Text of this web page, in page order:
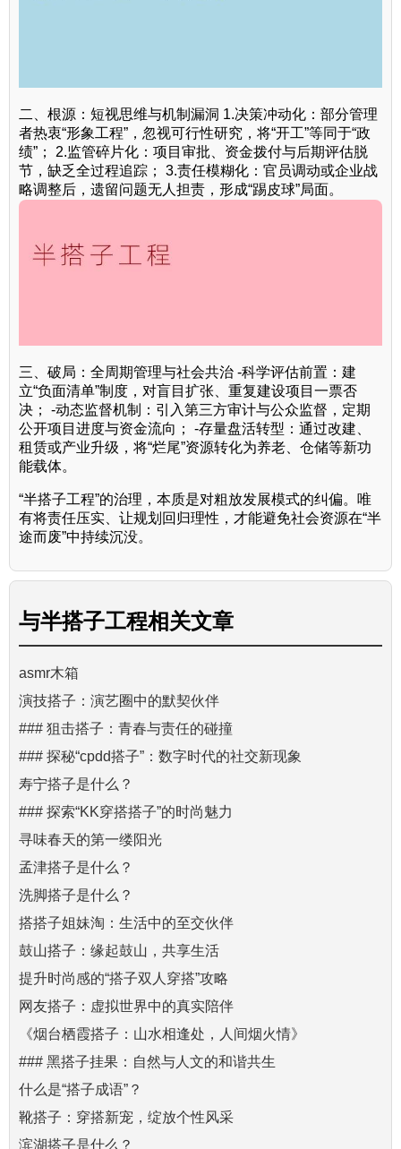
二、根源：短视思维与机制漏洞 1.决策冲动化：部分管理
者热衷“形象工程”，忽视可行性研究，将“开工”等同于“政
绩”； 2.监管碎片化：项目审批、资金拨付与后期评估脱
节，缺乏全过程追踪； 3.责任模糊化：官员调动或企业战
略调整后，遗留问题无人担责，形成“踢皮球”局面。
三、破局：全周期管理与社会共治 -科学评估前置：建
立“负面清单”制度，对盲目扩张、重复建设项目一票否
决； -动态监督机制：引入第三方审计与公众监督，定期
公开项目进度与资金流向； -存量盘活转型：通过改建、
租赁或产业升级，将“烂尾”资源转化为养老、仓储等新功
能载体。
“半搭子工程”的治理，本质是对粗放发展模式的纠偏。唯
有将责任压实、让规划回归理性，才能避免社会资源在“半
途而废”中持续沉没。
与半搭子工程相关文章
asmr木箱
演技搭子：演艺圈中的默契伙伴
### 狙击搭子：青春与责任的碰撞
### 探秘“cpdd搭子”：数字时代的社交新现象
寿宁搭子是什么？
### 探索“KK穿搭搭子”的时尚魅力
寻味春天的第一缕阳光
孟津搭子是什么？
洗脚搭子是什么？
搭搭子姐妹淘：生活中的至交伙伴
鼓山搭子：缘起鼓山，共享生活
提升时尚感的“搭子双人穿搭”攻略
网友搭子：虚拟世界中的真实陪伴
《烟台栖霞搭子：山水相逢处，人间烟火情》
### 黑搭子挂果：自然与人文的和谐共生
什么是“搭子成语”？
靴搭子：穿搭新宠，绽放个性风采
滨湖搭子是什么？